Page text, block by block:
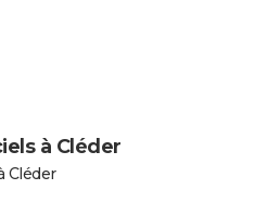
à Cléder
Cléder